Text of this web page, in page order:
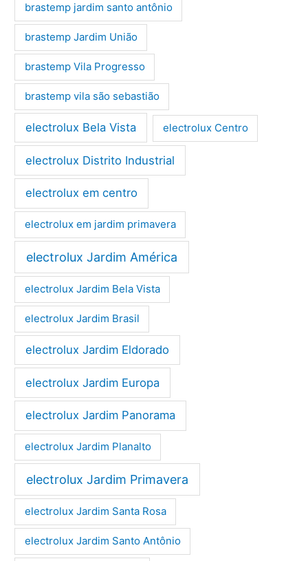
brastemp jardim santo antônio
brastemp Jardim União
brastemp Vila Progresso
brastemp vila são sebastião
electrolux Bela Vista electrolux Centro
electrolux Distrito Industrial
electrolux em centro
electrolux em jardim primavera
electrolux Jardim América
electrolux Jardim Bela Vista
electrolux Jardim Brasil
electrolux Jardim Eldorado
electrolux Jardim Europa
electrolux Jardim Panorama
electrolux Jardim Planalto
electrolux Jardim Primavera
electrolux Jardim Santa Rosa
electrolux Jardim Santo Antônio